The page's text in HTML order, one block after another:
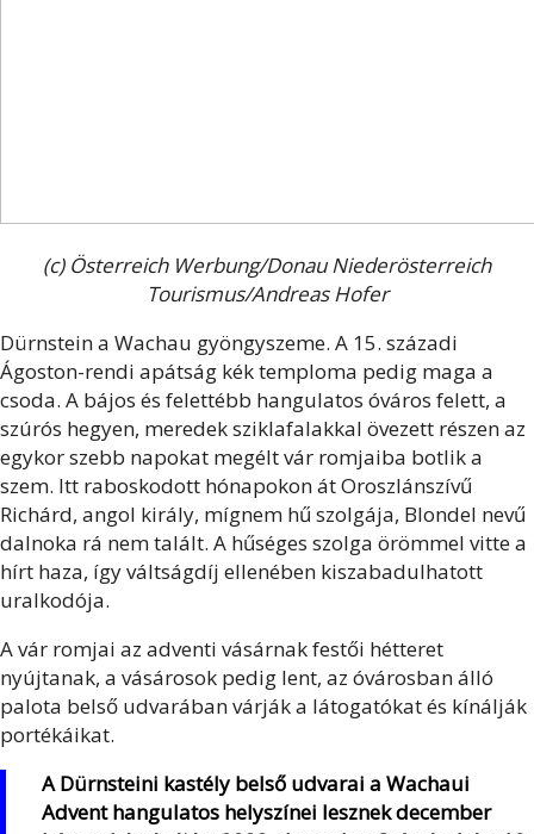
(c) Österreich Werbung/Donau Niederösterreich
Tourismus/Andreas Hofer
Dürnstein a Wachau gyöngyszeme. A 15. századi
Ágoston-rendi apátság kék temploma pedig maga a
csoda. A bájos és felettébb hangulatos óváros felett, a
szúrós hegyen, meredek sziklafalakkal övezett részen az
egykor szebb napokat megélt vár romjaiba botlik a
szem. Itt raboskodott hónapokon át Oroszlánszívű
Richárd, angol király, mígnem hű szolgája, Blondel nevű
dalnoka rá nem talált. A hűséges szolga örömmel vitte a
hírt haza, így váltságdíj ellenében kiszabadulhatott
uralkodója.
A vár romjai az adventi vásárnak festői hétteret
nyújtanak, a vásárosok pedig lent, az óvárosban álló
palota belső udvarában várják a látogatókat és kínálják
portékáikat.
A Dürnsteini kastély belső udvarai a Wachaui
Advent hangulatos helyszínei lesznek december